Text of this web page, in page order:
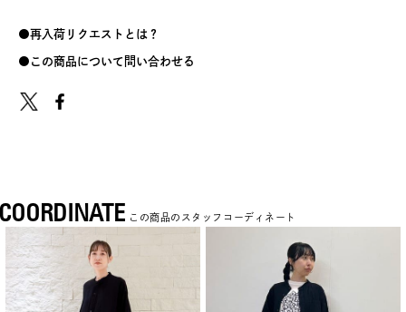
再入荷リクエストとは？
この商品について問い合わせる
この商品のスタッフコーディネート